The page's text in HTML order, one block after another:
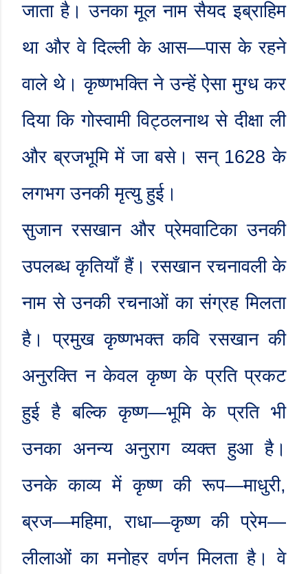
जाता है। उनका मूल नाम सैयद इब्राहिम
था और वे दिल्ली के आस—पास के रहने
वाले थे। कृष्णभक्ति ने उन्हें ऐसा मुग्ध कर
दिया कि गोस्वामी विट्ठलनाथ से दीक्षा ली
और ब्रजभूमि में जा बसे। सन् 1628 के
लगभग उनकी मृत्यु हुई।
सुजान रसखान और प्रेमवाटिका उनकी
उपलब्ध कृतियाँ हैं। रसखान रचनावली के
नाम से उनकी रचनाओं का संग्रह मिलता
है। प्रमुख कृष्णभक्त कवि रसखान की
अनुरक्ति न केवल कृष्ण के प्रति प्रकट
हुई है बल्कि कृष्ण—भूमि के प्रति भी
उनका अनन्य अनुराग व्यक्त हुआ है।
उनके काव्य में कृष्ण की रूप—माधुरी,
ब्रज—महिमा,राधा—कृष्ण की प्रेम—
लीलाओं का मनोहर वर्णन मिलता है। वे